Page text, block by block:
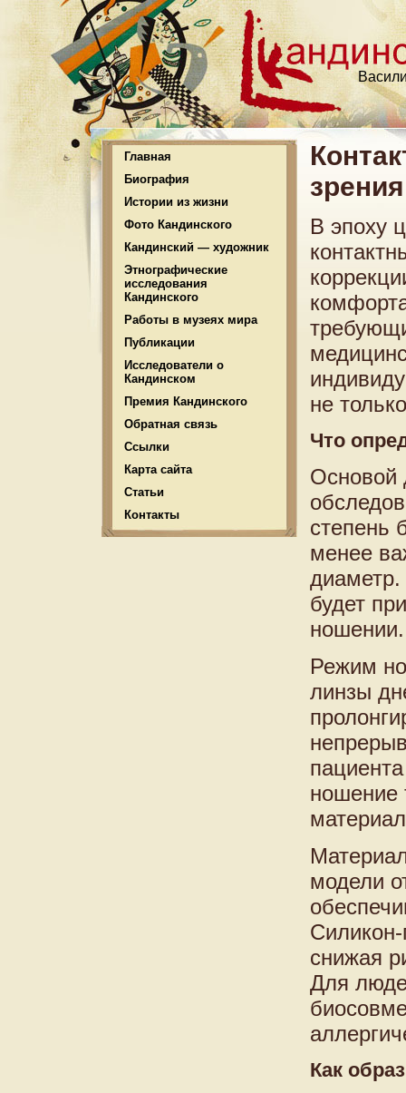
Главная
Биография
Истории из жизни
Фото Кандинского
Кандинский — художник
Этнографические
исследования
Кандинского
Работы в музеях мира
Публикации
Исследователи о
Кандинском
Премия Кандинского
Обратная связь
Ссылки
Карта сайта
Статьи
Контакты
зрения
В эпоху
не
Что
Основой
степень
менее
диаметр.
будет
ношении.
Режим
линзы
ношение
модели
снижая
Для
Как